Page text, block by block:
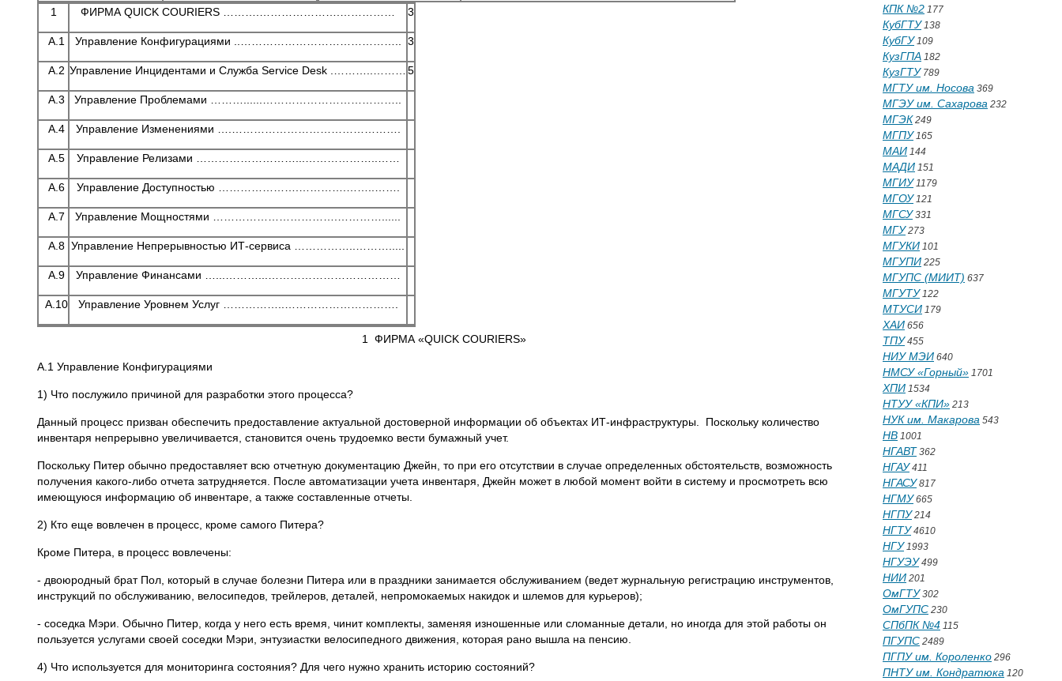
1 ФИРМА QUICK COURIERS ……….………………….…………… 3
А.1 Управление Конфигурациями ..…………………………………….. 3
А.2 Управление Инцидентами и Служба Service Desk .………..……… 5
А.3 Управление Проблемами ………......………………………………..
А.4 Управление Изменениями ….……………………………………….
А.5 Управление Релизами ………………………...………………..……
А.6 Управление Доступностью ………………….………….……..…….
А.7 Управление Мощностями …………………………….…………......
А.8 Управление Непрерывностью ИТ-сервиса ……………..……….....
А.9 Управление Финансами …...………...………………………………
А.10 Управление Уровнем Услуг ……………..………………………….
1 ФИРМА «QUICK COURIERS»
А.1 Управление Конфигурациями
1) Что послужило причиной для разработки этого процесса?
Данный процесс призван обеспечить предоставление актуальной достоверной информации об объектах ИТ-инфраструктуры. Поскольку количество
инвентаря непрерывно увеличивается, становится очень трудоемко вести бумажный учет.
Поскольку Питер обычно предоставляет всю отчетную документацию Джейн, то при его отсутствии в случае определенных обстоятельств, возможность
получения какого-либо отчета затрудняется. После автоматизации учета инвентаря, Джейн может в любой момент войти в систему и просмотреть всю
имеющуюся информацию об инвентаре, а также составленные отчеты.
2) Кто еще вовлечен в процесс, кроме самого Питера?
Кроме Питера, в процесс вовлечены:
- двоюродный брат Пол, который в случае болезни Питера или в праздники занимается обслуживанием (ведет журнальную регистрацию инструментов,
инструкций по обслуживанию, велосипедов, трейлеров, деталей, непромокаемых накидок и шлемов для курьеров);
- соседка Мэри. Обычно Питер, когда у него есть время, чинит комплекты, заменяя изношенные или сломанные детали, но иногда для этой работы он
пользуется услугами своей соседки Мэри, энтузиастки велосипедного движения, которая рано вышла на пенсию.
4) Что используется для мониторинга состояния? Для чего нужно хранить историю состояний?
КПК №2 177
КубГТУ138
КубГУ109
КузГПА 182
КузГТУ789
МГТУ им. Носова 369
МГЭУ им. Сахарова 232
МГЭК 249
МГПУ165
МАИ 144
МАДИ 151
МГИУ1179
МГОУ121
МГСУ331
МГУ273
МГУКИ 101
МГУПИ 225
МГУПС (МИИТ) 637
МГУТУ122
МТУСИ 179
ХАИ 656
ТПУ455
НИУ МЭИ 640
НМСУ «Горный» 1701
ХПИ 1534
НТУУ «КПИ» 213
НУК им. Макарова 543
НВ 1001
НГАВТ 362
НГАУ411
НГАСУ817
НГМУ665
НГПУ214
НГТУ4610
НГУ1993
НГУЭУ499
НИИ 201
ОмГТУ302
ОмГУПС 230
СПбПК №4 115
ПГУПС 2489
ПГПУ им. Короленко 296
ПНТУ им. Кондратюка 120